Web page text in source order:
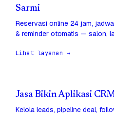
Sarmi
Reservasi online 24 jam,
& reminder otomatis — salon,
Lihat layanan →
Jasa Bikin Aplikasi
Kelola leads, pipeline deal,